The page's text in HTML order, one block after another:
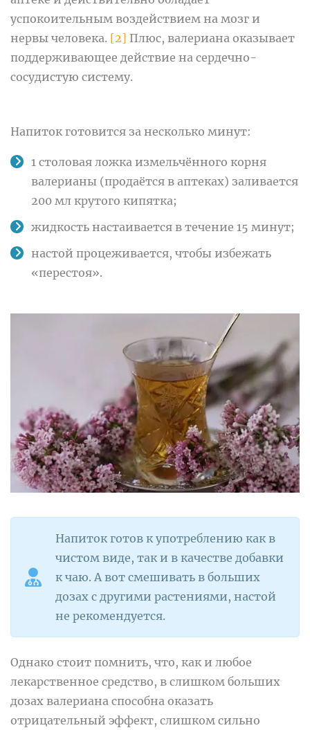
успокоительным воздействием на мозг и
нервы человека. [2] Плюс, валериана оказывает
поддерживающее действие на сердечно-
сосудистую систему.
Напиток готовится за несколько минут:
1 столовая ложка измельчённого корня
валерианы (продаётся в аптеках) заливается
200 мл крутого кипятка;
жидкость настаивается в течение 15 минут;
настой процеживается, чтобы избежать
«перестоя».
Напиток готов к употреблению как в
чистом виде, так и в качестве добавки
к чаю. А вот смешивать в больших
дозах с другими растениями, настой
не рекомендуется.
Однако стоит помнить, что, как и любое
лекарственное средство, в слишком больших
дозах валериана способна оказать
отрицательный эффект, слишком сильно